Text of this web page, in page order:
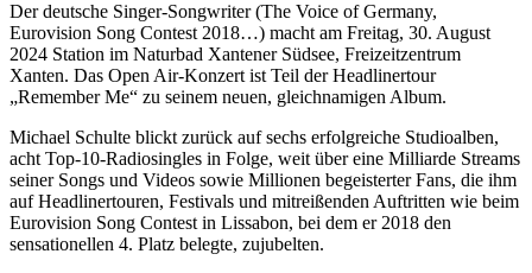
Der deutsche Singer-Songwriter (The Voice of Germany,
Eurovision Song Contest 2018…) macht am Freitag, 30. August
2024 Station im Naturbad Xantener Südsee, Freizeitzentrum
Xanten. Das Open Air-Konzert ist Teil der Headlinertour
„Remember Me“ zu seinem neuen, gleichnamigen Album.
Michael Schulte blickt zurück auf sechs erfolgreiche Studioalben,
acht Top-10-Radiosingles in Folge, weit über eine Milliarde Streams
seiner Songs und Videos sowie Millionen begeisterter Fans, die ihm
auf Headlinertouren, Festivals und mitreißenden Auftritten wie beim
Eurovision Song Contest in Lissabon, bei dem er 2018 den
sensationellen 4. Platz belegte, zujubelten.